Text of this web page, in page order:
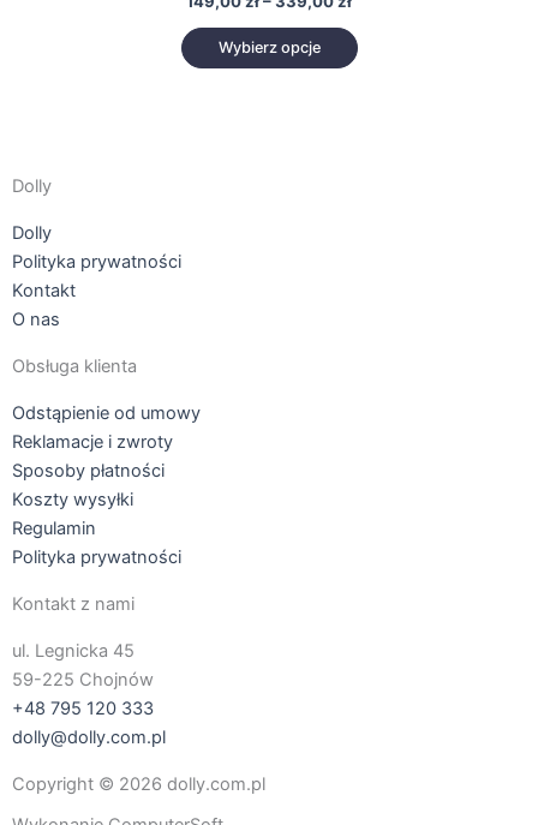
Wybierz opcje
wariantów.
Dolly
Dolly
Polityka prywatności
Kontakt
O nas
Obsługa klienta
Odstąpienie od umowy
Reklamacje i zwroty
Sposoby płatności
Koszty wysyłki
Regulamin
Polityka prywatności
Kontakt z nami
ul. Legnicka 45
59-225 Chojnów
+48 795 120 333
dolly@dolly.com.pl
Copyright © 2026 dolly.com.pl